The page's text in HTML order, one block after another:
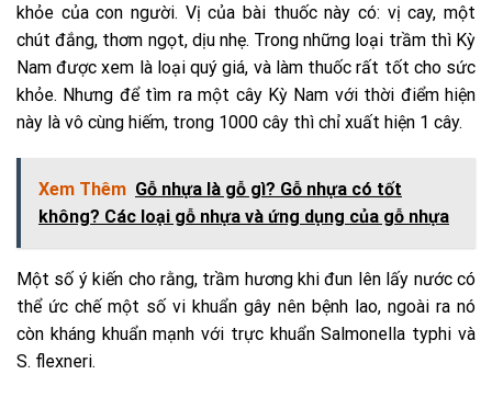
khỏe của con người. Vị của bài thuốc này có: vị cay, một
chút đắng, thơm ngọt, dịu nhẹ. Trong những loại trầm thì Kỳ
Nam được xem là loại quý giá, và làm thuốc rất tốt cho sức
khỏe. Nhưng để tìm ra một cây Kỳ Nam với thời điểm hiện
này là vô cùng hiếm, trong 1000 cây thì chỉ xuất hiện 1 cây.
Xem Thêm Gỗ nhựa là gỗ gì? Gỗ nhựa có tốt
không? Các loại gỗ nhựa và ứng dụng của gỗ nhựa
Một số ý kiến cho rằng, trầm hương khi đun lên lấy nước có
thể ức chế một số vi khuẩn gây nên bệnh lao, ngoài ra nó
còn kháng khuẩn mạnh với trực khuẩn Salmonella typhi và
S. flexneri.